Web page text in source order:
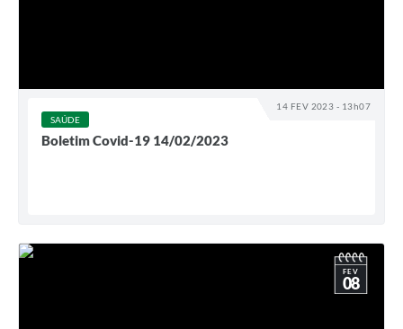
14 FEV 2023 - 13h07
SAÚDE
Boletim Covid-19 14/02/2023
FEV
08